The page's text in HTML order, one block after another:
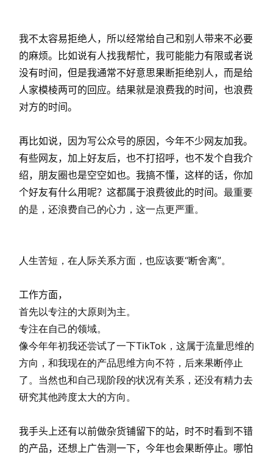
我不太容易拒绝人，所以经常给自己和别人带来不必要
的麻烦。比如说有人找我帮忙，我可能能力有限或者说
没有时间，但是我通常不好意思果断拒绝别人，而是给
人家模棱两可的回应。结果就是浪费我的时间，也浪费
对方的时间。
再比如说，因为写公众号的原因，今年不少网友加我。
有些网友，加上好友后，也不打招呼，也不发个自我介
绍，朋友圈也是空空如也。我搞不懂，这样的话，你加
个好友有什么用呢？这都属于浪费彼此的时间。 最重要
的是，还浪费自己的心力，这一点更严重。
人生苦短，在人际关系方面，也应该要“断舍离”。
工作方面，
首先以专注的大原则为主。
专注在自己的领域。
像今年年初我还尝试了一下TikTok，这属于流量思维的
方向，和我现在的产品思维方向不符，后来果断停止
了。当然也和自己现阶段的状况有关系，还没有精力去
研究其他跨度太大的方向。
我手头上还有以前做杂货铺留下的站，时不时看到不错
的产品，还想上广告测一下，今年也会果断停止。哪怕